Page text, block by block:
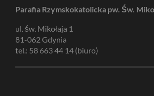
Parafia Rzymskokatolicka pw. Św.
ul. św. Mikołaja 1
81-062 Gdynia
tel.: 58 663 44 14 (biuro)